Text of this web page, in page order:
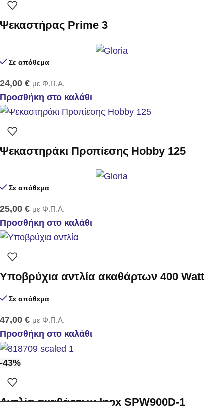
Ψεκαστήρας Prime 3
Σε απόθεμα
24,00 € με Φ.Π.Α.
Προσθήκη στο καλάθι
Ψεκαστηράκι Προπίεσης Hobby 125
Σε απόθεμα
25,00 € με Φ.Π.Α.
Προσθήκη στο καλάθι
Υποβρύχια αντλία ακαθάρτων 400 Watt
Σε απόθεμα
47,00 € με Φ.Π.Α.
Προσθήκη στο καλάθι
-43%
Αντλία ακαθάρτων Inox SPW900D-1